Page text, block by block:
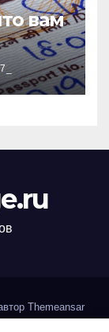
вам
Themeansar